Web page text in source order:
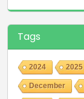
Tags
2024 2025
December